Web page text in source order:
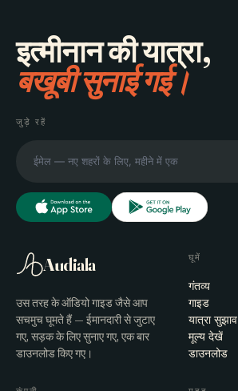
इत्मीनान की यात्रा,
बखूबी सुनाई गई।
जुड़े रहें
Audiala
उस तरह के ऑडियो गाइड जैसे आप
सचमुच घूमते हैं — ईमानदारी से जुटाए
गए, सड़क के लिए सुनाए गए, एक बार
डाउनलोड किए गए।
घूमें
गंतव्य
गाइड
यात्रा सुझाव
मूल्य देखें
डाउनलोड